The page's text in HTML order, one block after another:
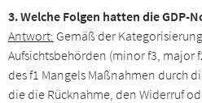
3. Welche Folgen hatten dieGDP-
Antwort: Gemäß der
Aufsichtsbehörden (minor f3, major
des f1 Mangels Maßnahmen durch
die die Rücknahme, den Widerruf